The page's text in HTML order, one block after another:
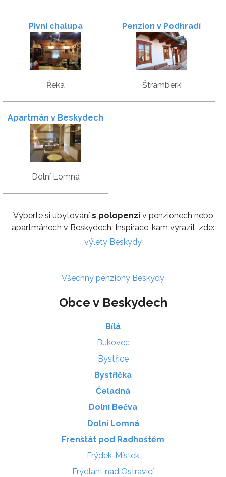
Pivní chalupa
Řeka
Penzion v Podhradí
Štramberk
Apartmán v Beskydech
Dolní Lomná
Vyberte si ubytování s polopenzív penzionech nebo
apartmánech v Beskydech. Inspirace, kam vyrazit, zde:
výlety Beskydy
Všechny penziony Beskydy
Obce v Beskydech
Bílá
Bukovec
Bystřice
Bystřička
Čeladná
Dolní Bečva
Dolní Lomná
Frenštát pod Radhoštěm
Frýdek-Místek
Frýdlant nad Ostravicí